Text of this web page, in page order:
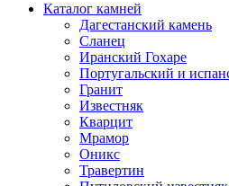
Каталог камней
Дагестанский камень
Сланец
Иранский Гохаре
Португальский и
Гранит
Известняк
Кварцит
Мрамор
Оникс
Травертин